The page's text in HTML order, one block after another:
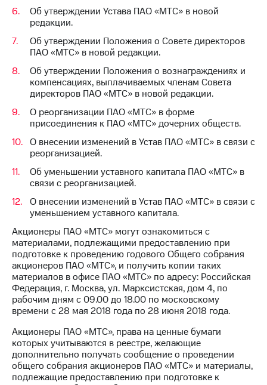
Описание
Еврооблигации-2023
Уведомление
о
погашении
именных
облигаций
Другое
Регистратор
Реквизиты
Контакты
развитие
этика
На главную
Об утверждении Устава ПАО «МТС» в новой
редакции.
Об утверждении Положения о Совете директоров
ПАО «МТС» в новой редакции.
Об утверждении Положения о вознаграждениях и
компенсациях, выплачиваемых членам Совета
директоров ПАО «МТС» в новой редакции.
О реорганизации ПАО «МТС» в форме
присоединения к ПАО «МТС» дочерних обществ.
О внесении изменений в Устав ПАО «МТС» в связи с
реорганизацией.
Об уменьшении уставного капитала ПАО «МТС» в
связи с реорганизацией.
О внесении изменений в Устав ПАО «МТС» в связи с
уменьшением уставного капитала.
Акционеры ПАО «МТС» могут ознакомиться с
материалами, подлежащими предоставлению при
подготовке к проведению годового Общего собрания
акционеров ПАО «МТС», и получить копии таких
материалов в офисе ПАО «МТС» по адресу: Российская
Федерация, г. Москва, ул. Марксистская, дом 4, по
рабочим дням с 09.00 до 18.00 по московскому
времени с 28 мая 2018 года по 28 июня 2018 года.
Акционеры ПАО «МТС», права на ценные бумаги
которых учитываются в реестре, желающие
дополнительно получать сообщение о проведении
общего собрания акционеров ПАО «МТС» и материалы,
подлежащие предоставлению при подготовке к